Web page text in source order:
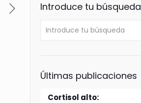
Introduce tu búsqueda
Últimas publicaciones
Cortisol alto: